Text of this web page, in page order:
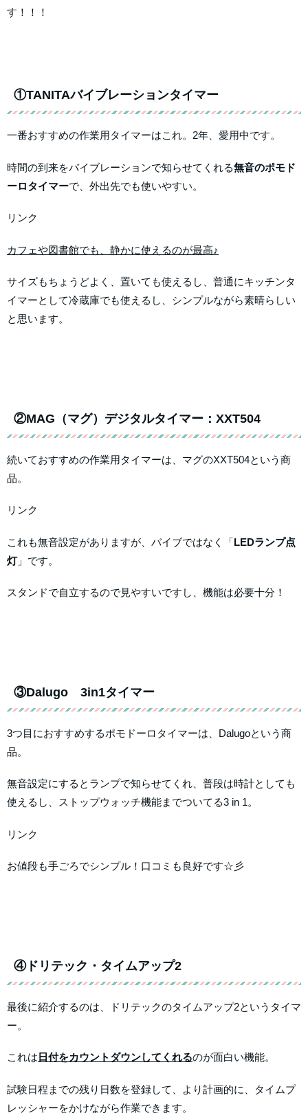
す！！！
①TANITAバイブレーションタイマー
一番おすすめの作業用タイマーはこれ。2年、愛用中です。
時間の到来をバイブレーションで知らせてくれる無音のポモド
ーロタイマーで、外出先でも使いやすい。
リンク
カフェや図書館でも、静かに使えるのが最高♪
サイズもちょうどよく、置いても使えるし、普通にキッチンタ
イマーとして冷蔵庫でも使えるし、シンプルながら素晴らしい
と思います。
②MAG（マグ）デジタルタイマー：XXT504
続いておすすめの作業用タイマーは、マグのXXT504という商
品。
リンク
これも無音設定がありますが、バイブではなく「LEDランプ点
灯」です。
スタンドで自立するので見やすいですし、機能は必要十分！
③Dalugo 3in1タイマー
3つ目におすすめするポモドーロタイマーは、Dalugoという商
品。
無音設定にするとランプで知らせてくれ、普段は時計としても
使えるし、ストップウォッチ機能までついてる3 in 1。
リンク
お値段も手ごろでシンプル！口コミも良好です☆彡
④ドリテック・タイムアップ2
最後に紹介するのは、ドリテックのタイムアップ2というタイマ
ー。
これは 日付をカウントダウンしてくれるのが面白い機能。
試験日程までの残り日数を登録して、より計画的に、タイムプ
レッシャーをかけながら作業できます。